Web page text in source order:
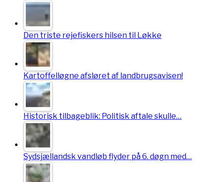
Den triste rejefiskers hilsen til Løkke
Kartoffelløgne afsløret af landbrugsavisen!
Historisk tilbageblik: Politisk aftale skulle…
Sydsjællandsk vandløb flyder på 6. døgn med…